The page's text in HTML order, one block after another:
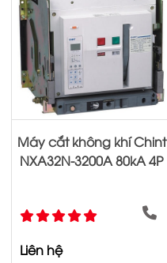
Máy cắt không khí Chint
NXA32N-3200A 80kA 4P
Liên hệ